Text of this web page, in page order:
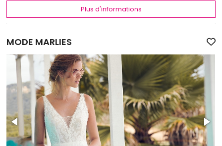
Plus d'informations
MODE MARLIES